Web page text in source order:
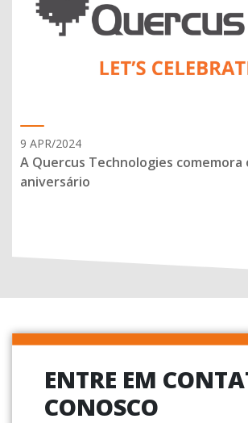
9 APR/2024
A Quercus Technologies comemora
aniversário
ENTRE EM
CONOSCO